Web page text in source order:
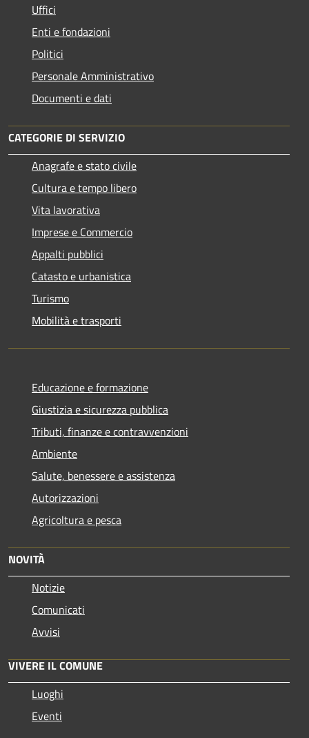
Uffici
Enti e fondazioni
Politici
Personale Amministrativo
Documenti e dati
CATEGORIE DI SERVIZIO
Anagrafe e stato civile
Cultura e tempo libero
Vita lavorativa
Imprese e Commercio
Appalti pubblici
Catasto e urbanistica
Turismo
Mobilità e trasporti
Educazione e formazione
Giustizia e sicurezza pubblica
Tributi, finanze e contravvenzioni
Ambiente
Salute, benessere e assistenza
Autorizzazioni
Agricoltura e pesca
NOVITÀ
Notizie
Comunicati
Avvisi
VIVERE IL COMUNE
Luoghi
Eventi